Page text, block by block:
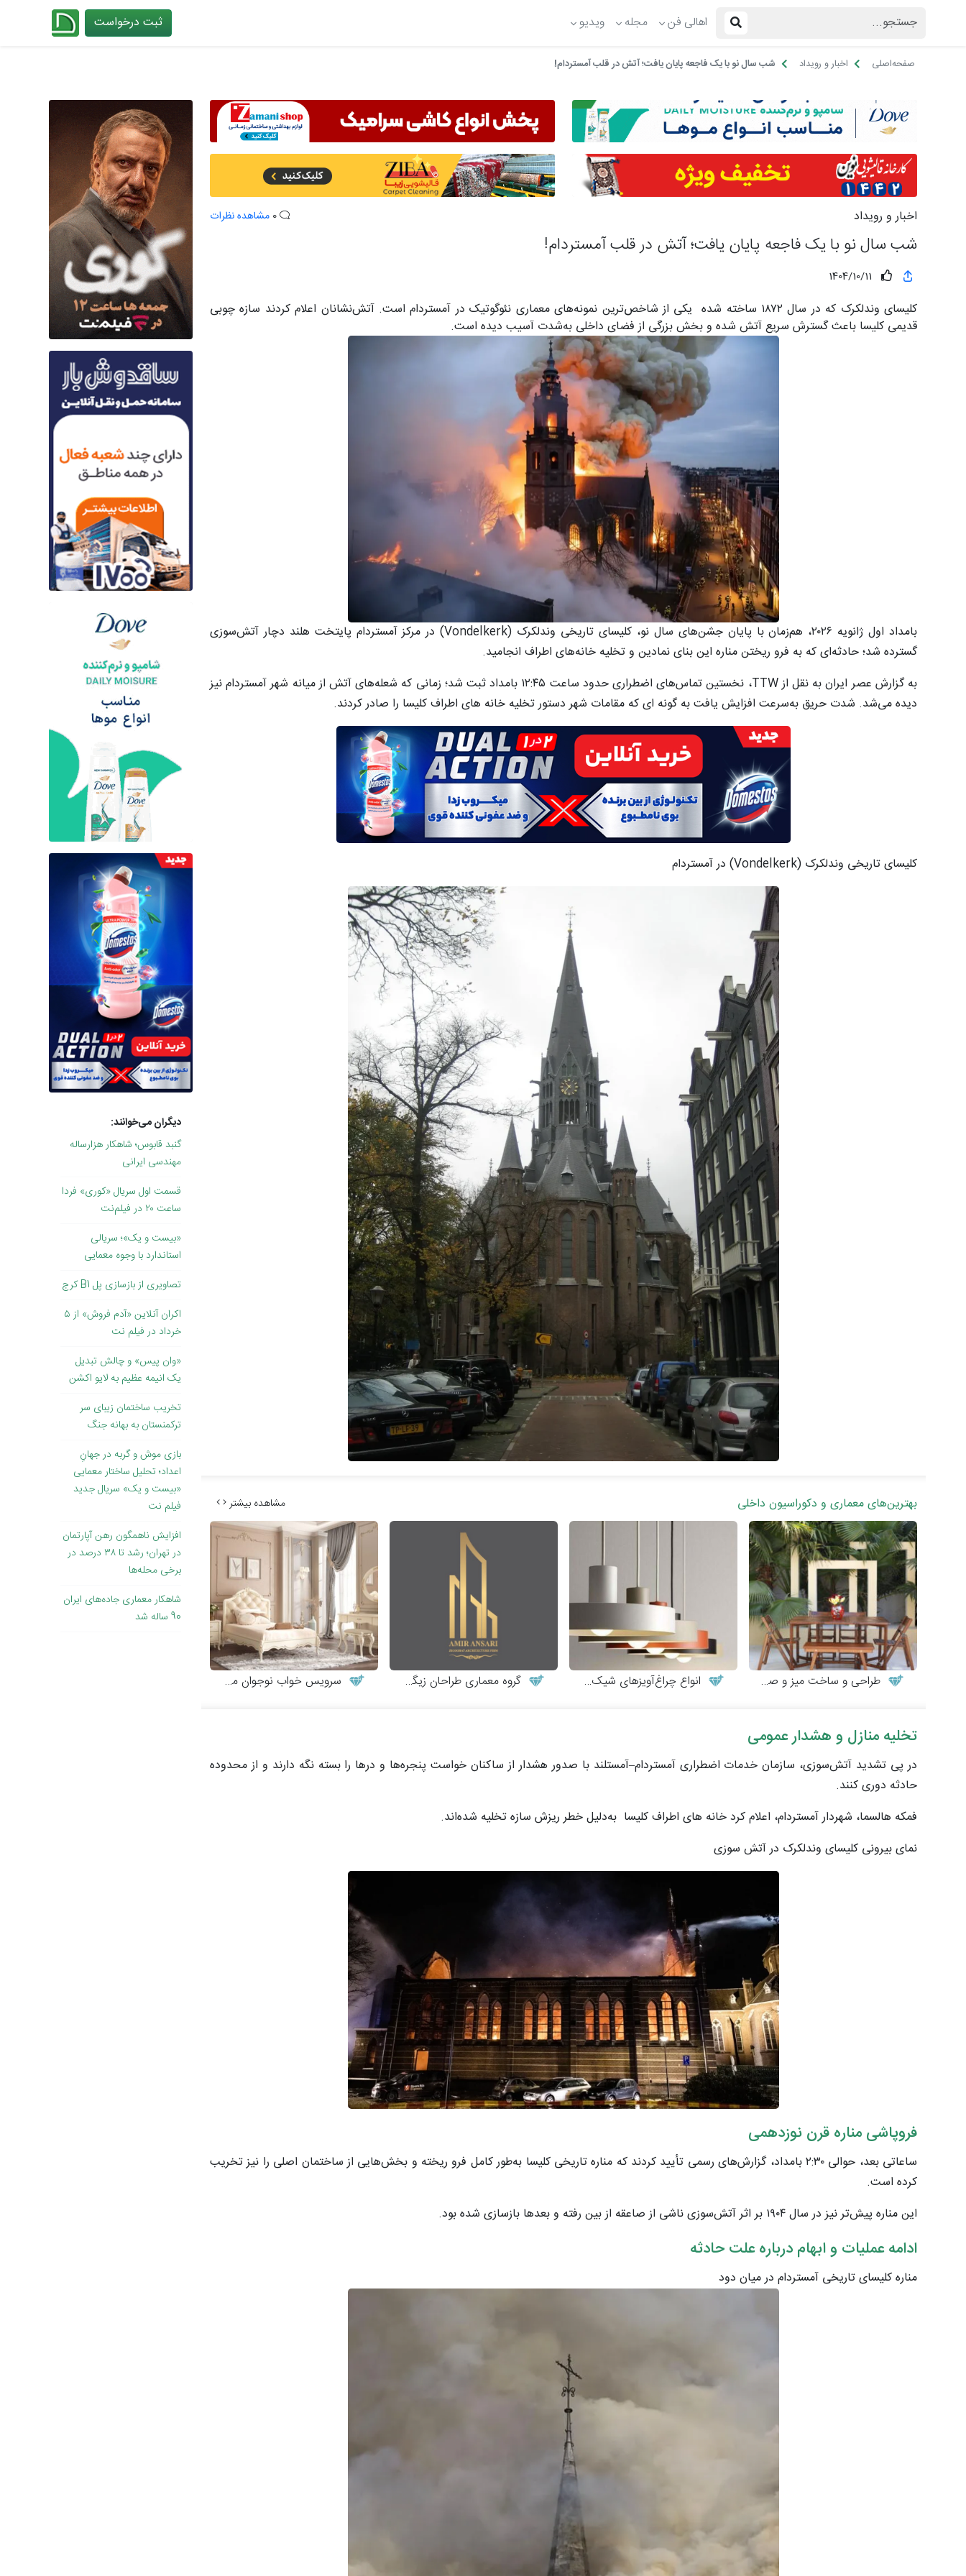
اهالی فن مجله ویدیو ثبت درخواست
صفحه‌اصلی اخبار و رویداد شب سال نو با یک فاجعه پایان یافت؛ آتش در قلب آمستردام!
اخبار و رویداد مشاهده نظرات
شب سال نو با یک فاجعه پایان یافت؛ آتش در قلب آمستردام!
1404/10/11
کلیسای وندلکرک که در سال ۱۸۷۲ ساخته شده یکی از شاخص‌ترین نمونه‌های معماری نئوگوتیک در آمستردام است. آتش‌نشانان اعلام کردند سازه چوبی
قدیمی کلیسا باعث گسترش سریع آتش شده و بخش بزرگی از فضای داخلی به‌شدت آسیب دیده است.
بامداد اول ژانویه ۲۰۲۶، هم‌زمان با پایان جشن‌های سال نو، کلیسای تاریخی وندلکرک (Vondelkerk) در مرکز آمستردام پایتخت هلند دچار آتش‌سوزی
گسترده شد؛ حادثه‌ای که به فرو ریختن مناره این بنای نمادین و تخلیه خانه‌های اطراف انجامید.
به گزارش عصر ایران به نقل از TTW، نخستین تماس‌های اضطراری حدود ساعت ۱۲:۴۵ بامداد ثبت شد؛ زمانی که شعله‌های آتش از میانه شهر آمستردام نیز
دیده می‌شد. شدت حریق به‌سرعت افزایش یافت به گونه ای که مقامات شهر دستور تخلیه خانه های اطراف کلیسا را صادر کردند.
کلیسای تاریخی وندلکرک (Vondelkerk) در آمستردام
بهترین‌های معماری و دکوراسیون داخلی مشاهده بیشتر
طراحی و ساخت میز و صندلی چوبی انواع چراغ‌آویزهای شیک و مدرن گروه معماری طراحان زیگورات سرویس خواب نوجوان مدل کاترینا
تخلیه منازل و هشدار عمومی
در پی تشدید آتش‌سوزی، سازمان خدمات اضطراری آمستردام–آمستلند با صدور هشدار از ساکنان خواست پنجره‌ها و درها را بسته نگه دارند و از محدوده
حادثه دوری کنند.
فمکه هالسما، شهردار آمستردام، اعلام کرد خانه های اطراف کلیسا به‌دلیل خطر ریزش سازه تخلیه شده‌اند.
نمای بیرونی کلیسای وندلکرک در آتش سوزی
فروپاشی مناره قرن نوزدهمی
ساعاتی بعد، حوالی ۲:۳۰ بامداد، گزارش‌های رسمی تأیید کردند که مناره تاریخی کلیسا به‌طور کامل فرو ریخته و بخش‌هایی از ساختمان اصلی را نیز تخریب
کرده است.
این مناره پیش‌تر نیز در سال ۱۹۰۴ بر اثر آتش‌سوزی ناشی از صاعقه از بین رفته و بعدها بازسازی شده بود.
ادامه عملیات و ابهام درباره علت حادثه
مناره کلیسای تاریخی آمستردام در میان دود
دیگران می‌خوانند:
گنبد قابوس؛ شاهکار هزارساله
مهندسی ایرانی
قسمت اول سریال «کوری» فردا
ساعت ۲۰ در فیلم‌نت
«بیست و یک»؛ سریالی
استاندارد با وجوه معمایی
تصاویری از بازسازی پل B1 کرج
اکران آنلاین «آدم فروش» از ۵
خرداد در فیلم نت
«وان پیس» و چالش تبدیل
یک انیمه عظیم به لایو اکشن
تخریب ساختمان زیبای سر
ترکمنستان به بهانه جنگ
بازی موش و گربه در جهانِ
اعداد؛ تحلیل ساختار معمایی
«بیست و یک» سریال جدید
فیلم نت
افزایش ناهمگون رهن آپارتمان
در تهران؛ رشد تا ۳۸ درصد در
برخی محله‌ها
شاهکار معماری جاده‌های ایران
90 ساله شد